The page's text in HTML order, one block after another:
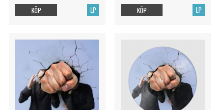
LP
KÖP LP
KÖP